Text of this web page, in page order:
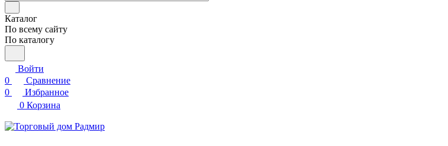
Каталог
По всему сайту
По каталогу
Войти
0
Сравнение
0
Избранное
0 Корзина